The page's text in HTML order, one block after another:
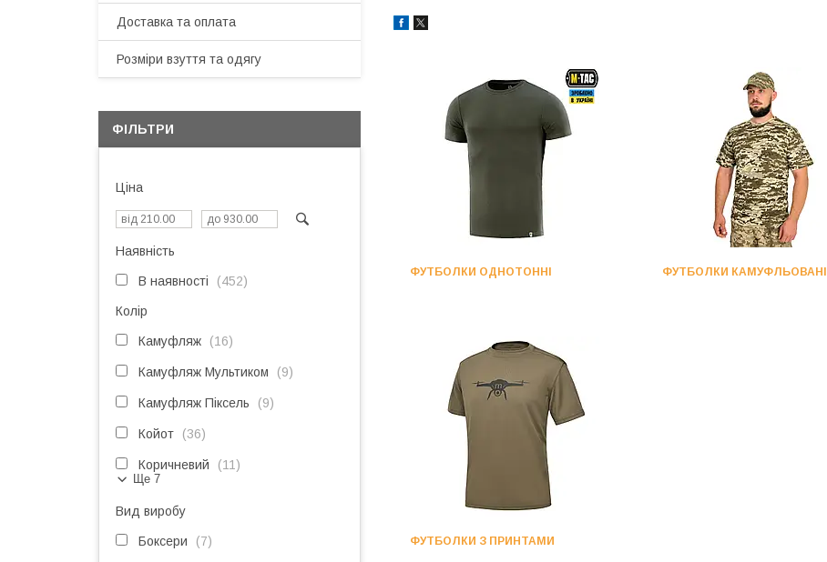
ФУТБОЛКИ ОДНОТОННІ ФУТБОЛКИ КАМУФЛЬОВАНІ
ФУТБОЛКИ З ПРИНТАМИ
Доставка та оплата
Розміри взуття та одягу
ФІЛЬТРИ
Ціна
Наявність
В наявності 452
Колір
Камуфляж 16
Камуфляж Мультиком 9
Камуфляж Піксель 9
Койот 36
Коричневий 11
Ще 7
Вид виробу
Боксери 7